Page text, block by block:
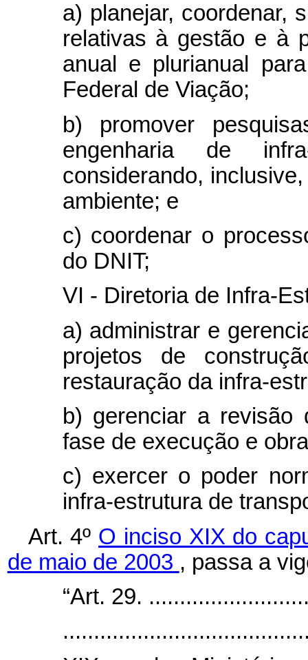
a) planejar, coordenar,
relativas à gestão e à
anual e plurianual
Federal de Viação;
b) promover
engenharia de
considerando,
ambiente; e
c) coordenar o
do DNIT;
VI - Diretoria de Infra-
a) administrar e
projetos de
restauração da infra-
b) gerenciar a revisão
fase de execução e
c) exercer o poder
infra-estrutura de
Art. 4º O inciso XIX do
de maio de 2003 , passa a
“Art. 29.